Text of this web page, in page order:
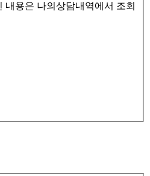
내용은 나의상담내역에서 조회